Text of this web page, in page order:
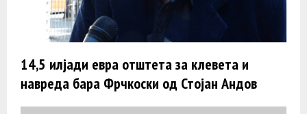
14,5 илјади евра отштета за клевета и
навреда бара Фрчкоски од Стојан Андов